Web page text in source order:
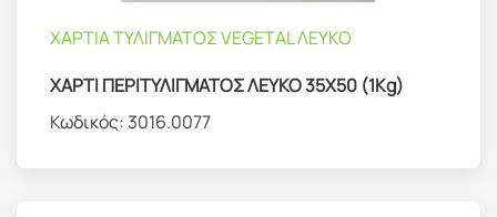
ΧΑΡΤΙΑ ΤΥΛΙΓΜΑΤΟΣ VEGETAL ΛΕΥΚΟ
ΧΑΡΤΙ ΠΕΡΙΤΥΛΙΓΜΑΤΟΣ ΛΕΥΚΟ 35Χ50 (1Kg)
Κωδικός: 3016.0077